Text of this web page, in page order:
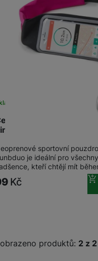
Foto
Smart
Počítače a
Péče o
RUNBDUO
sportovní
je ideální pro
kteří chtějí mít
Kč
produktů: z 2